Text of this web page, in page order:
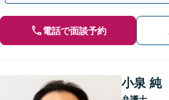
電話で面談予約
小泉 純